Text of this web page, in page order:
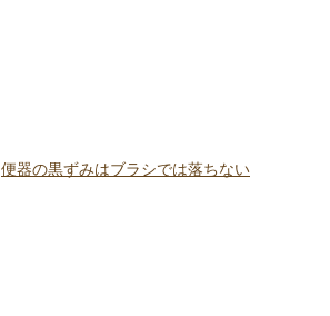
便器の黒ずみはブラシでは落ちない